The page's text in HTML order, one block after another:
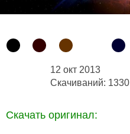
12 окт 2013
Скачиваний: 1330
Скачать оригинал: